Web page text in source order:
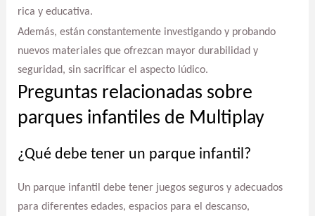
rica y educativa.
Además, están constantemente investigando y probando
nuevos materiales que ofrezcan mayor durabilidad y
seguridad, sin sacrificar el aspecto lúdico.
Preguntas relacionadas sobre
parques infantiles de Multiplay
¿Qué debe tener un parque infantil?
Un parque infantil debe tener juegos seguros y adecuados
para diferentes edades, espacios para el descanso,